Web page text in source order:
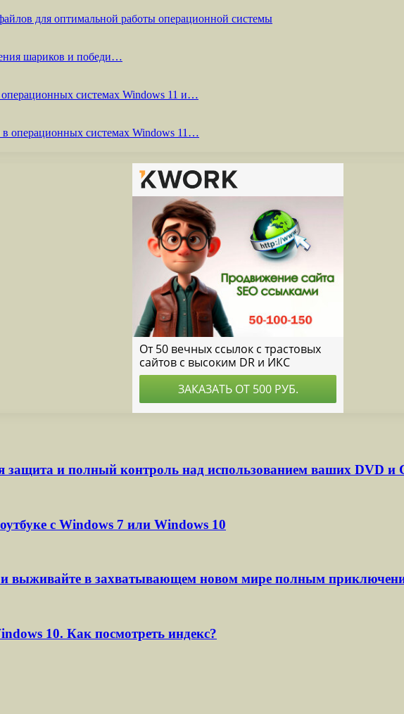
для оптимальной работы операционной системы
шариков и победи…
системах Windows 11 и…
операционных системах Windows 11…
и полный контроль над использованием ваших DVD и
с Windows 7 или Windows 10
и выживайте в захватывающем новом мире полным
10. Как посмотреть индекс?